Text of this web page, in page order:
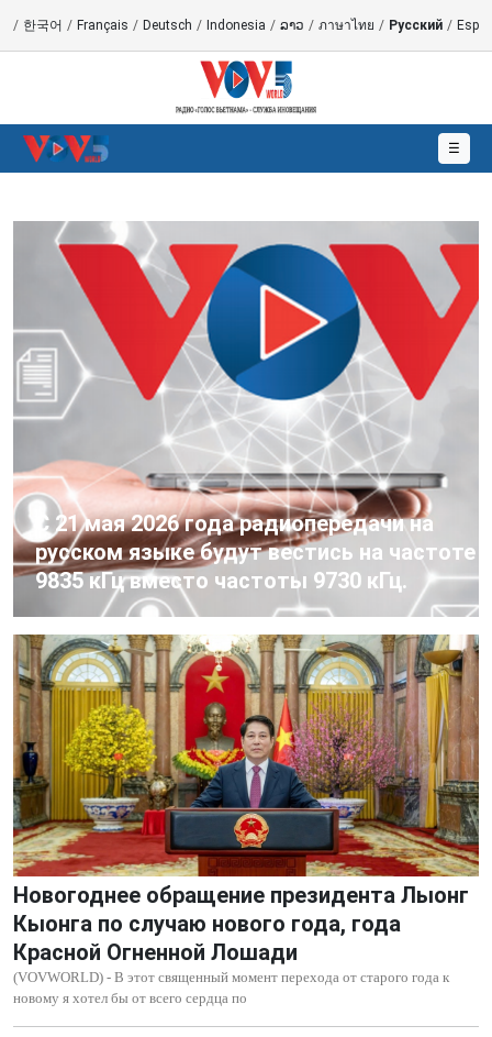
/ 한국어 / Français / Deutsch / Indonesia / ລາວ / ภาษาไทย / Русский /
☰
C 21 мая 2026 года радиопередачи на
русском языке будут вестись на частоте
9835 кГц вместо частоты 9730 кГц.
Новогоднее обращение президента Лыонг
Кыонга по случаю нового года, года
Красной Огненной Лошади
(VOVWORLD) - В этот священный момент перехода от старого года к
новому я хотел бы от всего сердца по